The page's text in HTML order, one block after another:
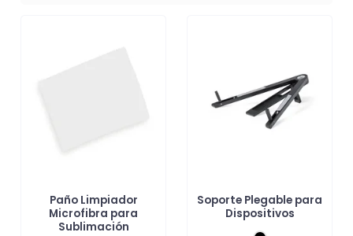
Paño Limpiador
Microfibra para
Sublimación
Soporte Plegable para
Dispositivos